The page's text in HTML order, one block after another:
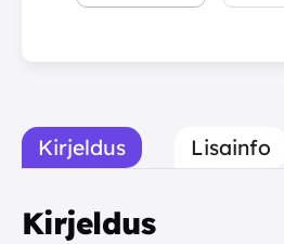
Kirjeldus Lisainfo
Kirjeldus